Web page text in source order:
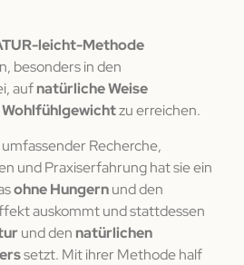
leicht-Methode
besonders in den
aufnatürliche Weise
Wohlfühlgewichtzu erreichen.
Recherche,
und Praxiserfahrung hat sie ein
ohne Hungernund den
auskommt und stattdessen
und den natürlichen
setzt. Mit ihrer Methode half